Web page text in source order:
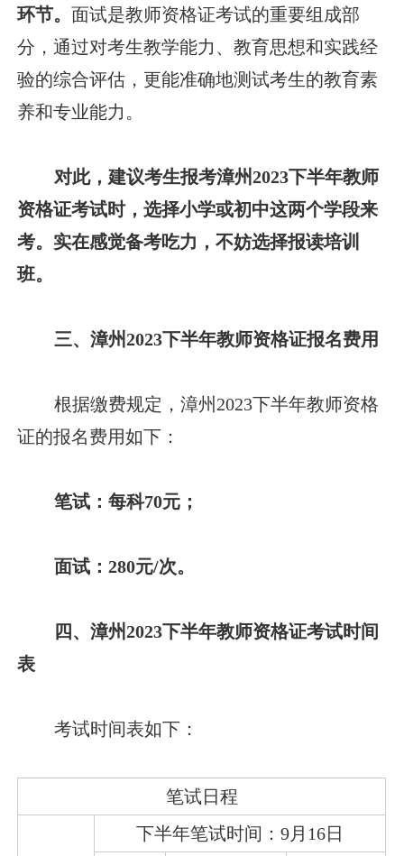
环节。面试是教师资格证考试的重要组成部
分，通过对考生教学能力、教育思想和实践经
验的综合评估，更能准确地测试考生的教育素
养和专业能力。
对此，建议考生报考漳州2023下半年教师
资格证考试时，选择小学或初中这两个学段来
考。实在感觉备考吃力，不妨选择报读培训
班。
三、漳州2023下半年教师资格证报名费用
根据缴费规定，漳州2023下半年教师资格
证的报名费用如下：
笔试：每科70元；
面试：280元/次。
四、漳州2023下半年教师资格证考试时间
表
考试时间表如下：
笔试日程
下半年笔试时间：9月16日